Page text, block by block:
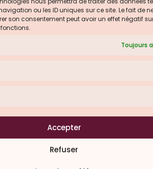
ou les ID uniques sur ce site. Le fait de
son consentement peut avoir un effet négatif
Toujours
Accepter
Refuser